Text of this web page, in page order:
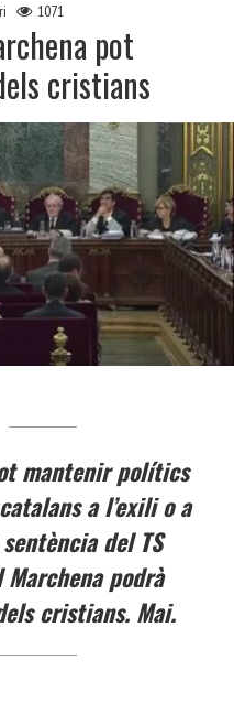
1071
pot
cristians
mantenir polítics
a l’exili o a
del TS
podrà
cristians. Mai.